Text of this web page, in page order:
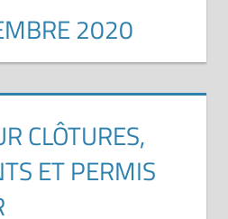
2020
CLÔTURES,
ET PERMIS